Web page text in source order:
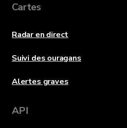
Cartes
Radar en direct
Suivi des ouragans
Alertes graves
API